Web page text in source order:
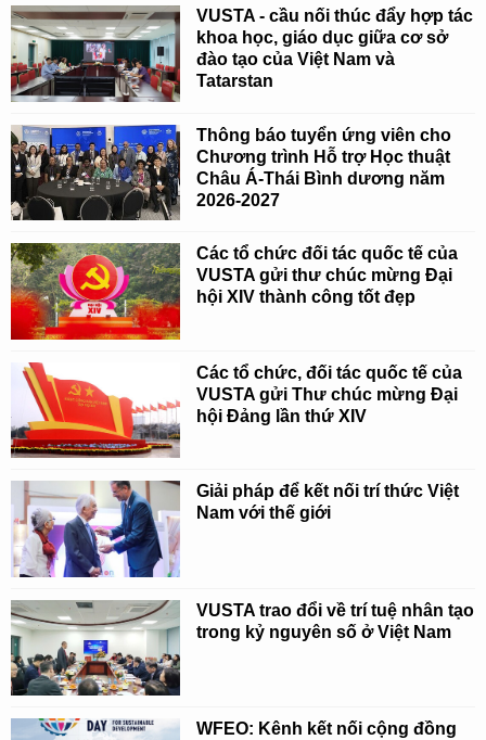
VUSTA - cầu nối thúc đẩy hợp tác
khoa học, giáo dục giữa cơ sở
đào tạo của Việt Nam và
Tatarstan
Thông báo tuyển ứng viên cho
Chương trình Hỗ trợ Học thuật
Châu Á-Thái Bình dương năm
2026-2027
Các tổ chức đối tác quốc tế của
VUSTA gửi thư chúc mừng Đại
hội XIV thành công tốt đẹp
Các tổ chức, đối tác quốc tế của
VUSTA gửi Thư chúc mừng Đại
hội Đảng lần thứ XIV
Giải pháp để kết nối trí thức Việt
Nam với thế giới
VUSTA trao đổi về trí tuệ nhân tạo
trong kỷ nguyên số ở Việt Nam
WFEO: Kênh kết nối cộng đồng